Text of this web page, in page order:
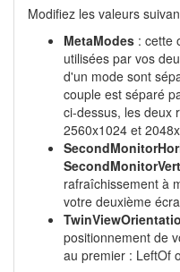
Modifiez les valeurs
MetaModes : cette
utilisées par vos
d'un mode sont
couple est séparé
ci-dessus, les deux
2560x1024 et
rafraîchissement à
votre deuxième
positionnement de
au premier : LeftOf